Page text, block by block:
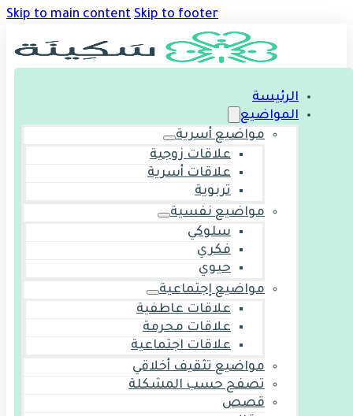
Skip to main content Skip to footer
الرئيسة
المواضيع
مواضيع أسرية
علاقات زوجية
علاقات أسرية
تربوية
مواضيع نفسية
سلوكي
فكري
حيوي
مواضيع إجتماعية
علاقات عاطفية
علاقات محرمة
علاقات اجتماعية
مواضيع تثقيف أخلاقي
تصفح حسب المشكلة
قصص